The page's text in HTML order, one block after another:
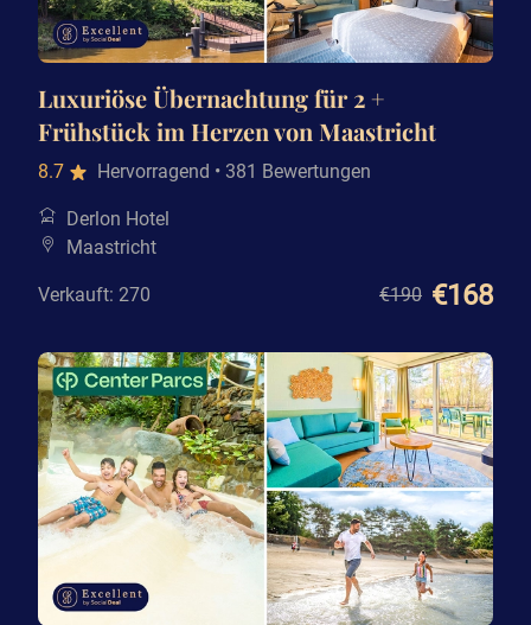
Luxuriöse Übernachtung für 2 +
Frühstück im Herzen von Maastricht
8.7 Hervorragend • 381 Bewertungen
Derlon Hotel
Maastricht
Verkauft: 270 €190 €168